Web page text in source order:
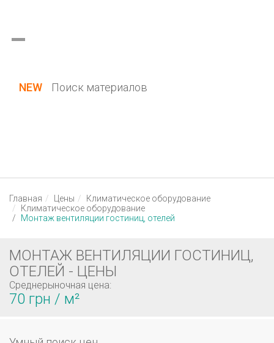
NEW Поиск материалов
Главная Цены
Климатическое оборудование
Климатическое оборудование
Монтаж вентиляции гостиниц, отелей
МОНТАЖ ВЕНТИЛЯЦИИ ГОСТИНИЦ,
ОТЕЛЕЙ - ЦЕНЫ
Среднерыночная цена:
70 грн / м²